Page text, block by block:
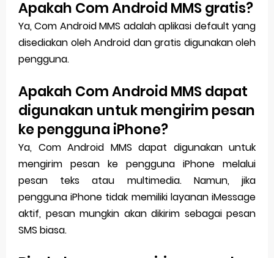
Apakah Com Android MMS gratis?
Ya, Com Android MMS adalah aplikasi default yang
disediakan oleh Android dan gratis digunakan oleh
pengguna.
Apakah Com Android MMS dapat
digunakan untuk mengirim pesan
ke pengguna iPhone?
Ya, Com Android MMS dapat digunakan untuk
mengirim pesan ke pengguna iPhone melalui
pesan teks atau multimedia. Namun, jika
pengguna iPhone tidak memiliki layanan iMessage
aktif, pesan mungkin akan dikirim sebagai pesan
SMS biasa.